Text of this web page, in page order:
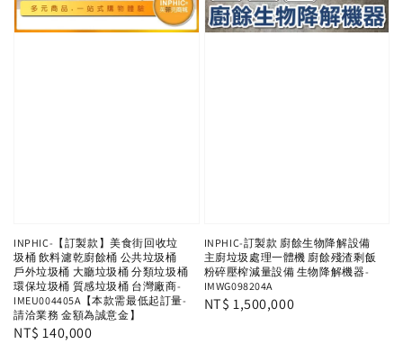
INPHIC-【訂製款】美食街回收垃
圾桶 飲料濾乾廚餘桶 公共垃圾桶
戶外垃圾桶 大廳垃圾桶 分類垃圾桶
環保垃圾桶 質感垃圾桶 台灣廠商-
IMEU004405A【本款需最低起訂量-
請洽業務 金額為誠意金】
Regular
NT$ 140,000
INPHIC-訂製款 廚餘生物降解設備
主廚垃圾處理一體機 廚餘殘渣剩飯
粉碎壓榨減量設備 生物降解機器-
IMWG098204A
Regular
NT$ 1,500,000